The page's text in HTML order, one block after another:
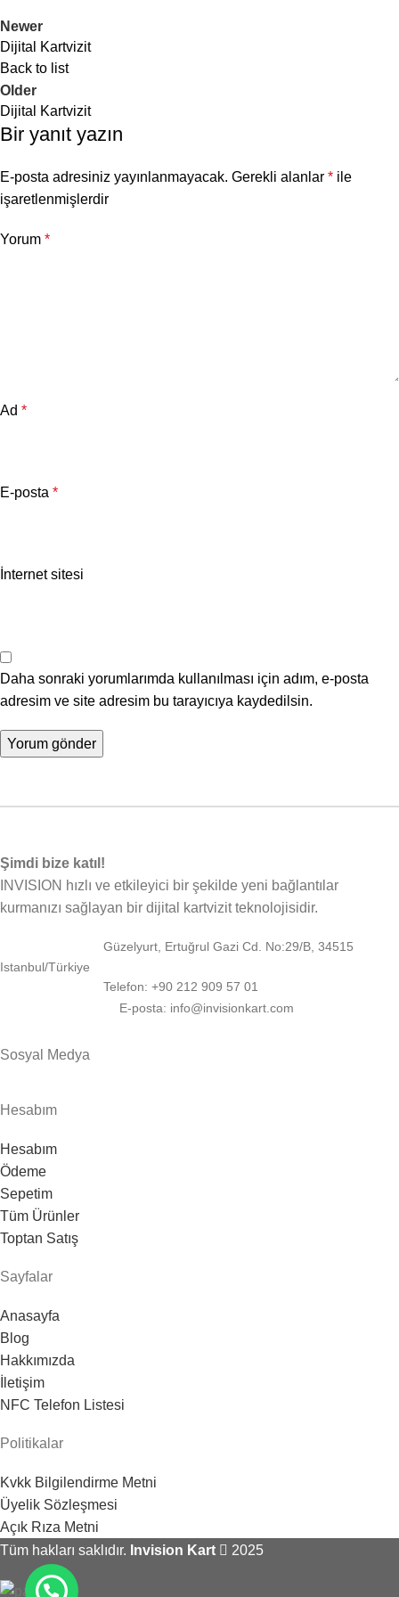
uygulamaları aracılığıyla,
kartvizitinizi doğrudan uygulama
üzerinden kişiye gönderebilirsiniz.
Newer
Dijital Kartvizit
Back to list
Older
Dijital Kartvizit
Bir yanıt yazın
E-posta adresiniz yayınlanmayacak. Gerekli alanlar * ile
işaretlenmişlerdir
Yorum *
Ad *
E-posta *
İnternet sitesi
Daha sonraki yorumlarımda kullanılması için adım, e-posta
adresim ve site adresim bu tarayıcıya kaydedilsin.
Şimdi bize katıl!
INVISION hızlı ve etkileyici bir şekilde yeni bağlantılar
kurmanızı sağlayan bir dijital kartvizit teknolojisidir.
Güzelyurt, Ertuğrul Gazi Cd. No:29/B, 34515
Istanbul/Türkiye
Telefon: +90 212 909 57 01
E-posta: info@invisionkart.com
Sosyal Medya
Hesabım
Hesabım
Ödeme
Sepetim
Tüm Ürünler
Toptan Satış
Sayfalar
Anasayfa
Blog
Hakkımızda
İletişim
NFC Telefon Listesi
Politikalar
Kvkk Bilgilendirme Metni
Üyelik Sözleşmesi
Açık Rıza Metni
Tüm hakları saklıdır. Invision Kart 2025